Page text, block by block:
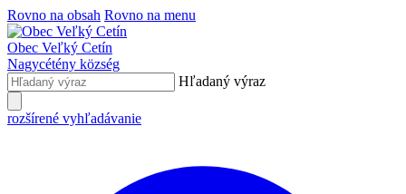
Rovno na obsah Rovno na menu
Obec Veľký Cetín
Nagycétény község
Hľadaný výraz
rozšírené vyhľadávanie